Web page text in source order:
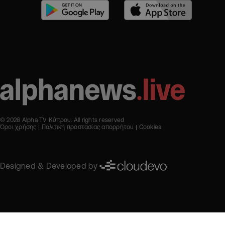
© 2026 Alpha TV Κύπρου. All rights reserved
Όροι χρήσης
Πολιτική προστασίας απορρήτου Cookies
Designed & Developed by